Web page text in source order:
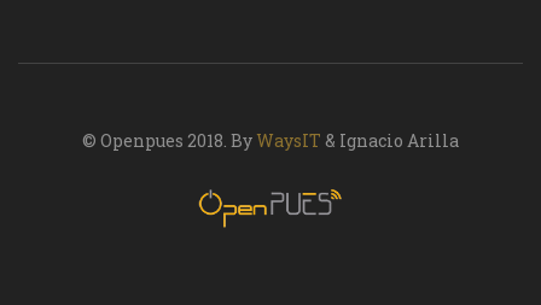
© Openpues 2018. By WaysIT & Ignacio Arilla